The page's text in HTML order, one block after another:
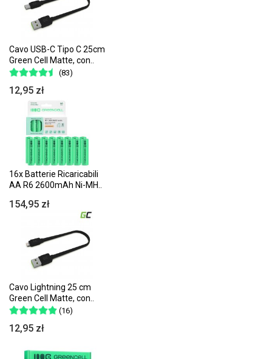
Cavo USB-C Tipo C 25cm
Green Cell Matte, con..
(83)
12,95 zł
16x Batterie Ricaricabili
AA R6 2600mAh Ni-MH..
154,95 zł
Cavo Lightning 25 cm
Green Cell Matte, con..
(16)
12,95 zł